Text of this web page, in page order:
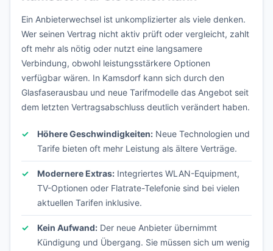
Ein Anbieterwechsel ist unkomplizierter als viele denken.
Wer seinen Vertrag nicht aktiv prüft oder vergleicht, zahlt
oft mehr als nötig oder nutzt eine langsamere
Verbindung, obwohl leistungsstärkere Optionen
verfügbar wären. In Kamsdorf kann sich durch den
Glasfaserausbau und neue Tarifmodelle das Angebot seit
dem letzten Vertragsabschluss deutlich verändert haben.
Höhere Geschwindigkeiten: Neue Technologien und
Tarife bieten oft mehr Leistung als ältere Verträge.
Modernere Extras: Integriertes WLAN-Equipment,
TV-Optionen oder Flatrate-Telefonie sind bei vielen
aktuellen Tarifen inklusive.
Kein Aufwand: Der neue Anbieter übernimmt
Kündigung und Übergang. Sie müssen sich um wenig